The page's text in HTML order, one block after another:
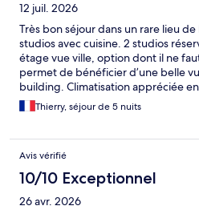
12 juil. 2026
Très bon séjour dans un rare lieu
studios avec cuisine. 2 studios
étage vue ville, option dont il ne
permet de bénéficier d’une belle
building. Climatisation appréciée
agréable et bien situé car assez
square. Personnel de service un
Thierry, séjour de 5 nuits
Avis vérifié
10/10 Exceptionnel
26 avr. 2026